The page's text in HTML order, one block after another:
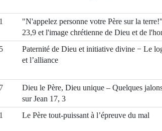
"N'appelez personne votre Père sur la
23,9 et l'image chrétienne de Dieu et de
Paternité de Dieu et initiative divine − Le
et l’alliance
Dieu le Père, Dieu unique – Quelques
sur Jean 17, 3
Le Père tout-puissant à l’épreuve du mal